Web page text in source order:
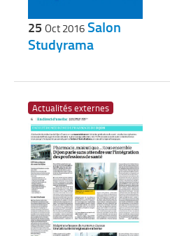
25 Oct 2016Salon
Studyrama
Actualités externes